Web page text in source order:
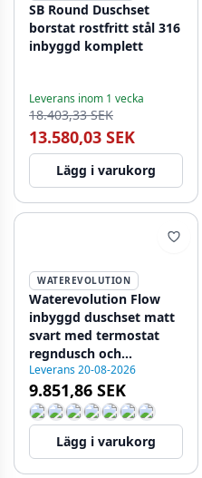
SB Round Duschset
borstat rostfritt stål 316
inbyggd komplett
Leverans inom 1 vecka
18.403,33 SEK
13.580,03 SEK
Lägg i varukorg
WATEREVOLUTION
Waterevolution Flow
inbyggd duschset matt
svart med termostat
regndusch och
handdusch 1208846402
Leverans 20-08-2026
9.851,86 SEK
Lägg i varukorg